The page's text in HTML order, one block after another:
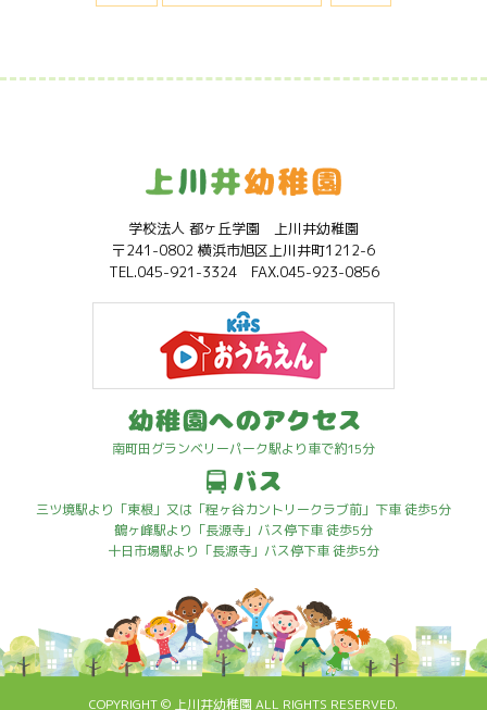
学校法人 都ヶ丘学園 上川井幼稚園
〒241-0802 横浜市旭区上川井町1212-6
TEL.045-921-3324 FAX.045-923-0856
南町田グランベリーパーク駅より車で約15分
三ツ境駅より「東根」又は「程ヶ谷カントリークラブ前」下車 徒歩5分
鶴ヶ峰駅より「長源寺」バス停下車 徒歩5分
十日市場駅より「長源寺」バス停下車 徒歩5分
COPYRIGHT © 上川井幼稚園 ALL RIGHTS RESERVED.